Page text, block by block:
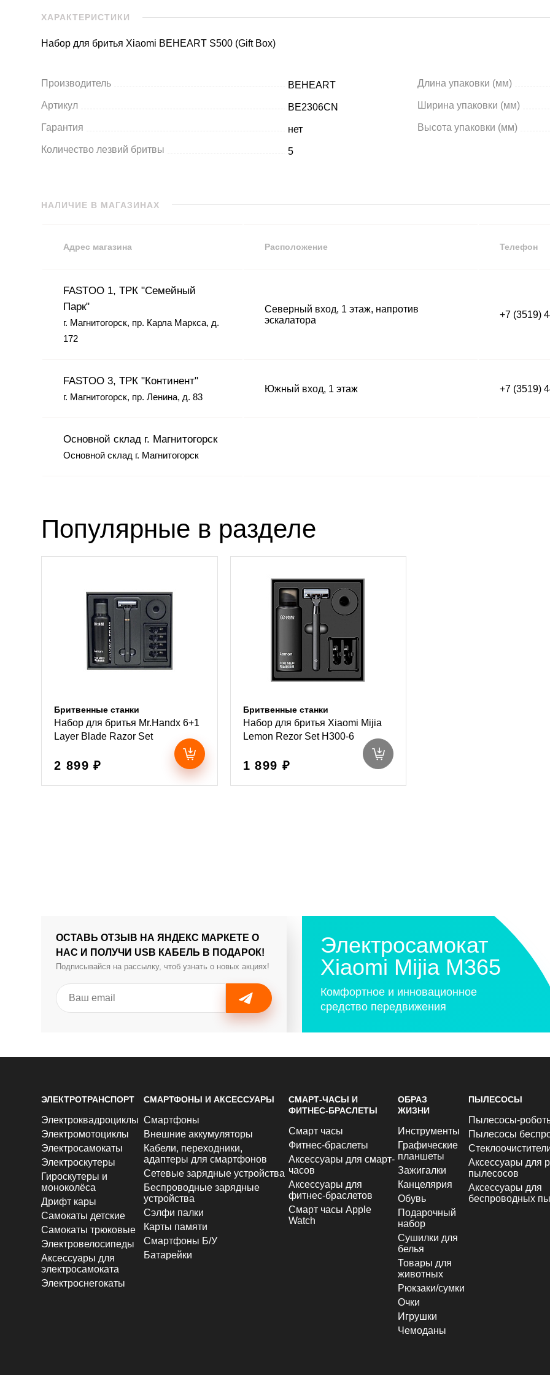
ХАРАКТЕРИСТИКИ
Набор для бритья Xiaomi BEHEART S500 (Gift Box)
Производитель
BEHEART
Артикул
BE2306CN
Гарантия
нет
Количество лезвий бритвы
5
Длина упаковки (мм)
Ширина упаковки (мм)
Высота упаковки (мм)
НАЛИЧИЕ В МАГАЗИНАХ
Адрес магазина Расположение Телефон
FASTOO 1, ТРК "Семейный
Парк"
г. Магнитогорск, пр. Карла Маркса, д.
172
Северный вход, 1 этаж, напротив
эскалатора
+7 (3519)
FASTOO 3, ТРК "Континент"
г. Магнитогорск, пр. Ленина, д. 83
Южный вход, 1 этаж +7 (3519)
Основной склад г. Магнитогорск
Основной склад г. Магнитогорск
Популярные в разделе
Бритвенные станки
Набор для бритья Mr.Handx 6+1
Layer Blade Razor Set
2 899 ₽
Бритвенные станки
Набор для бритья Xiaomi Mijia
Lemon Rezor Set H300-6
1 899 ₽
ОСТАВЬ ОТЗЫВ НА ЯНДЕКС МАРКЕТЕ О
НАС И ПОЛУЧИ USB КАБЕЛЬ В ПОДАРОК!
Подписывайся на рассылку, чтоб узнать о новых акциях!
Электросамокат
Xiaomi Mijia M365
Комфортное и инновационное
средство передвижения
ЭЛЕКТРОТРАНСПОРТ
Электроквадроциклы
Электромотоциклы
Электросамокаты
Электроскутеры
Гироскутеры и
моноколёса
Дрифт кары
Самокаты детские
Самокаты трюковые
Электровелосипеды
Аксессуары для
электросамоката
Электроснегокаты
СМАРТФОНЫ И АКСЕССУАРЫ
Смартфоны
Внешние аккумуляторы
Кабели, переходники,
адаптеры для смартфонов
Сетевые зарядные устройства
Беспроводные зарядные
устройства
Сэлфи палки
Карты памяти
Смартфоны Б/У
Батарейки
СМАРТ-ЧАСЫ И
ФИТНЕС-БРАСЛЕТЫ
Смарт часы
Фитнес-браслеты
Аксессуары для смарт-
часов
Аксессуары для
фитнес-браслетов
Смарт часы Apple
Watch
ОБРАЗ
ЖИЗНИ
Инструменты
Графические
планшеты
Зажигалки
Канцелярия
Обувь
Подарочный
набор
Сушилки для
белья
Товары для
животных
Рюкзаки/сумки
Очки
Игрушки
Чемоданы
ПЫЛЕСОСЫ
Пылесосы-
Пылесосы
Аксессуары для
пылесосов
Аксессуары для
беспроводных